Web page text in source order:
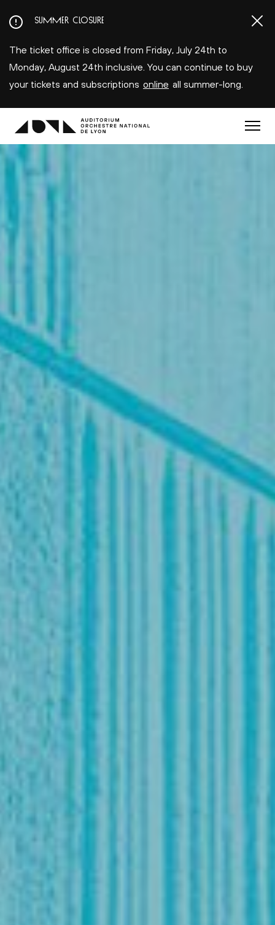
au
principal
SUMMER CLOSURE
The ticket office is closed from Friday, July 24th to
Monday, August 24th inclusive. You can continue to buy
your tickets and subscriptions online all summer-long.
Menu